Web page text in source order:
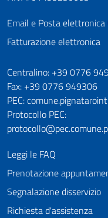
Email e Posta
Fatturazione elettronica
Numeri utili
Centralino: +39 0776
Fax: +39 0776 949306
PEC:
Protocollo PEC:
Leggi le FAQ
Prenotazione
Segnalazione disservizio
Richiesta d'assistenza